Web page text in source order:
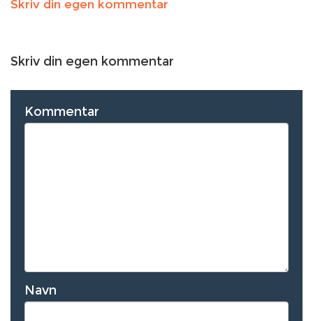
Skriv din egen kommentar
Skriv din egen kommentar
Kommentar
Navn